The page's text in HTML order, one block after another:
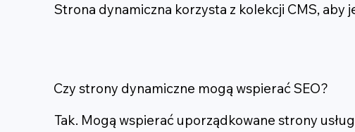
Strona dynamiczna korzysta z kolekcji CMS,
Czy strony dynamiczne mogą wspierać SEO?
Tak. Mogą wspierać uporządkowane strony